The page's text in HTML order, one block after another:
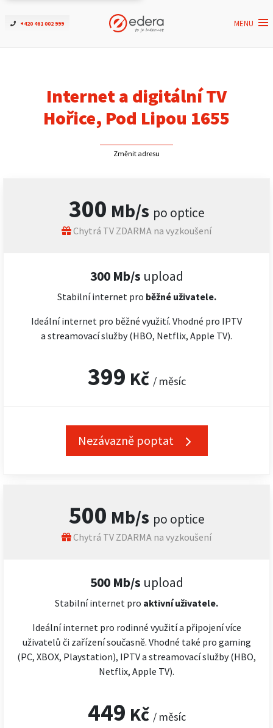
+420 461 002 999 MENU
Ověřit dostupnost
ČEZNET TV
Kontakt
Internet a digitální TV
Hořice, Pod Lipou 1655
Změnit adresu
300 Mb/s po optice
Chytrá TV ZDARMA na vyzkoušení
300 Mb/s upload
Stabilní internet pro běžné uživatele.
Ideální internet pro běžné využití. Vhodné pro IPTV
a streamovací služby (HBO, Netflix, Apple TV).
399 Kč / měsíc
Nezávazně poptat
500 Mb/s po optice
Chytrá TV ZDARMA na vyzkoušení
500 Mb/s upload
Stabilní internet pro aktivní uživatele.
Ideální internet pro rodinné využití a připojení více
uživatelů či zařízení současně. Vhodné také pro gaming
(PC, XBOX, Playstation), IPTV a streamovací služby (HBO,
Netflix, Apple TV).
449 Kč / měsíc